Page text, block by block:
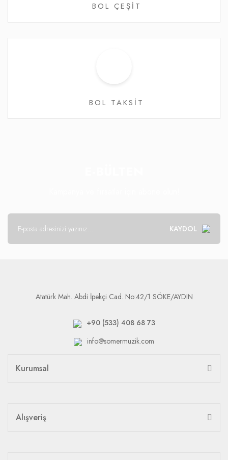
BOL ÇEŞİT
BOL TAKSİT
KAYDOL
Atatürk Mah. Abdi İpekçi Cad. No:42/1 SÖKE/AYDIN
+90 (533) 408 68 73
info@somermuzik.com
Kurumsal
Alışveriş